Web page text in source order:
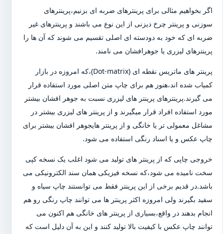
اگر بخواهیم مثالی برای پرینترهای ضربه ای بزنیم،پرینترهای
سوزنی و پرینتر چرخ دیزنی از این نوع می باشند و پرینترهای غیر
ضربه ای که خود به دودسته ای اصلی تقسیم می شوند که آن ها را
پرینترهای لیزری یا جوهرافشان می نامند.
پرینتر های ماتریس نقطه ای (Dot-matrix)،که امروزه در بازار
کمیاب شده اند،هنوز هم برای چاپ متن اصلی مورد استفاده قرار
می گیرند.پرینترهای پرینتر های لیزری نسبت به جوهر افشان بیشتر
مورد استفاده افراد قرار میگیرند و از پرینتر های لیزری بیشتر در
مشاغل معمولی تر یا خانگی و از پرینتر هایجوهر افشان بیشتر برای
چاپ عکس و یا اسناد رنگی استفاده می شود.
خروجی چاپی که از پرینتر های تولید می شود اغلب یک نسخه کپی
سخت نامیده می شود،که نسخه فیزیکی همان سند الکترونیکی می
باشد.در قدیم برخی از این پرینتر فقط می توانستند چاپ سیاه و
سفید بگیرند ولی امروزه اکثر پرینتر ها می توانند چاپ رنگی رو هم
انجام بدهند در واقع،بسیاری از پرینتر های خانگی هم اکنون می
توانند چاپ عکس با کیفیت بالا تولید کنند و این به آن دلیل است که